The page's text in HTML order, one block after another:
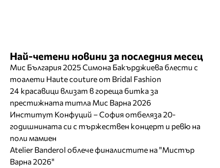
Най-четени новини за последния месец
Мис България 2025 Симона Бакърджиева блести с
тоалети Haute couture от Bridal Fashion
24 красавици влизат в гореща битка за
престижната титла Мис Варна 2026
Институт Конфуций – София отбеляза 20-
годишнината си с тържествен концерт и ревю на
поли мамиен
Atelier Banderol облече финалистите на "Мистър
Варна 2026"